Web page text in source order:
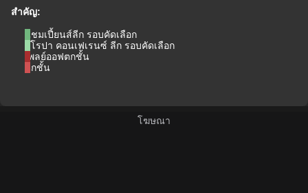
สำคัญ:
แชมเปี้ยนส์ลีก รอบคัดเลือก
ยูโรปา คอนเฟเรนซ์ ลีก รอบคัดเลือก
เพลย์ออฟตกชั้น
ตกชั้น